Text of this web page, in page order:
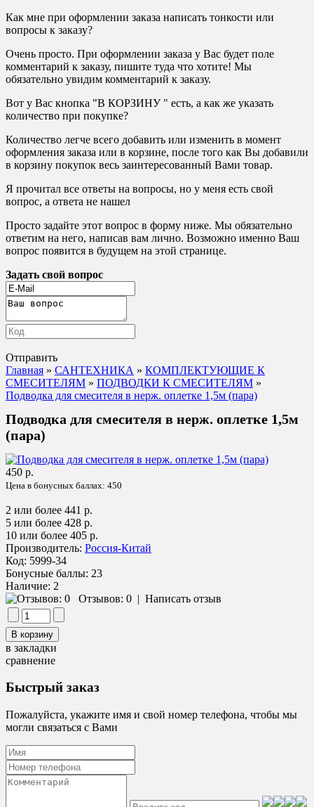
Как мне при оформлении заказа написать тонкости или
вопросы к заказу?
Очень просто. При оформлении заказа у Вас будет поле
комментарий к заказу, пишите туда что хотите! Мы
обязательно увидим комментарий к заказу.
Вот у Вас кнопка "В КОРЗИНУ " есть, а как же указать
количество при покупке?
Количество легче всего добавить или изменить в момент
оформления заказа или в корзине, после того как Вы добавили
в корзину покупок весь заинтересованный Вами товар.
Я прочитал все ответы на вопросы, но у меня есть свой
вопрос, а ответа не нашел
Просто задайте этот вопрос в форму ниже. Мы обязательно
ответим на него, написав вам лично. Возможно именно Ваш
вопрос появится в будущем на этой странице.
Задать свой вопрос
Отправить
Главная » САНТЕХНИКА » КОМПЛЕКТУЮЩИЕ К
СМЕСИТЕЛЯМ » ПОДВОДКИ К СМЕСИТЕЛЯМ »
Подводка для смесителя в нерж. оплетке 1,5м (пара)
Подводка для смесителя в нерж. оплетке 1,5м
(пара)
450 р.
Цена в бонусных баллах: 450
2 или более 441 р.
5 или более 428 р.
10 или более 405 р.
Производитель: Россия-Китай
Код: 5999-34
Бонусные баллы: 23
Наличие: 2
Отзывов: 0 | Написать отзыв
в закладки
сравнение
Быстрый заказ
Пожалуйста, укажите имя и свой номер телефона, чтобы мы
могли связаться с Вами